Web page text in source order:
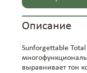
Описание
Sunforgettable
выравнивает тон